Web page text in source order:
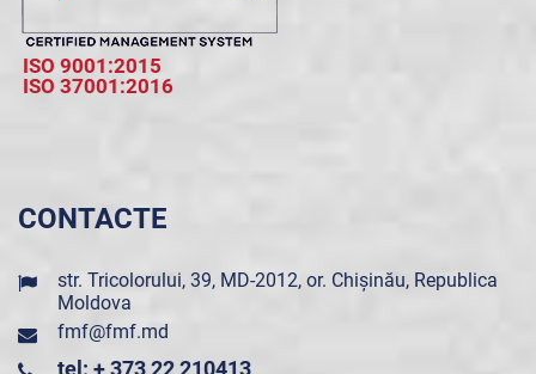
ISO 9001:2015
ISO 37001:2016
CONTACTE
str. Tricolorului, 39, MD-2012, or. Chișinău, Republica
Moldova
fmf@fmf.md